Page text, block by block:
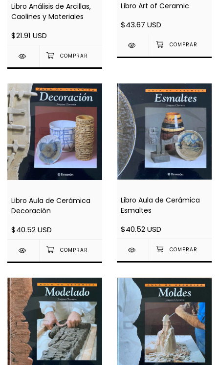
Libro Análisis de Arcillas,
Caolines y Materiales
$21.91 USD
Libro Art of Ceramic
$43.67 USD
Libro Aula de Cerámica
Decoración
$40.52 USD
Libro Aula de Cerámica
Esmaltes
$40.52 USD